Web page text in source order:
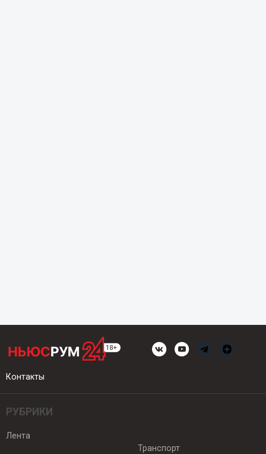
Контакты
РУБРИКИ
Лента
Транспорт